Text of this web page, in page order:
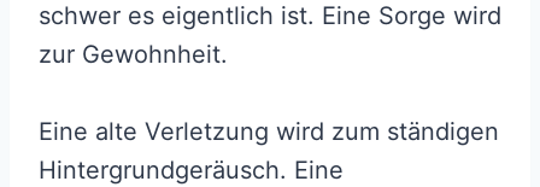
schwer es eigentlich ist. Eine Sorge wird
zur Gewohnheit.
Eine alte Verletzung wird zum ständigen
Hintergrundgeräusch. Eine